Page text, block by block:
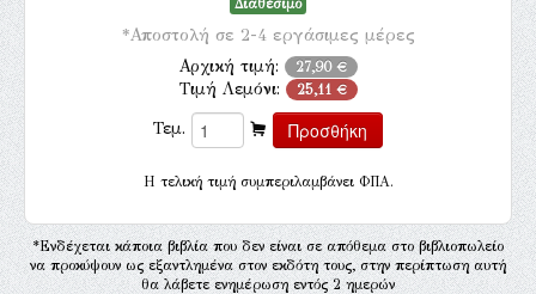
*Αποστολή σε 2-4 εργάσιμες μέρες
Αρχική τιμή: 27,90 €
Τιμή Λεμόνι: 25,11 €
Τεμ.
H τελική τιμή συμπεριλαμβάνει ΦΠΑ.
*Ενδέχεται κάποια βιβλία που δεν είναι σε απόθεμα στο βιβλιοπωλείο
να προκύψουν ως εξαντλημένα στον εκδότη τους, στην περίπτωση αυτή
θα λάβετε ενημέρωση εντός 2 ημερών